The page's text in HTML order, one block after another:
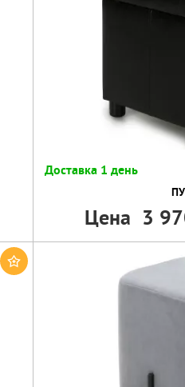
Доставка 1 день
Цена 3